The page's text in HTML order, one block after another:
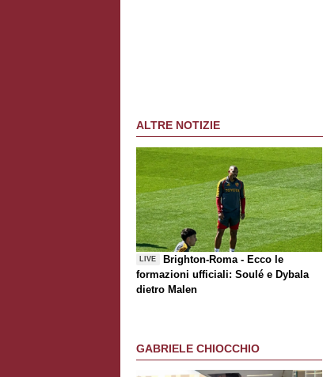
ALTRE NOTIZIE
LIVE
Brighton-Roma - Ecco le
formazioni ufficiali: Soulé e Dybala
dietro Malen
GABRIELE CHIOCCHIO